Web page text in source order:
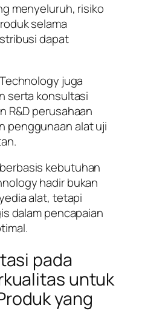
menyeluruh, risiko
selama
dapat
juga
serta konsultasi
R&D perusahaan
penggunaan alat uji
kebutuhan
hadir bukan
alat, tetapi
dalam pencapaian
pada
untuk
yang